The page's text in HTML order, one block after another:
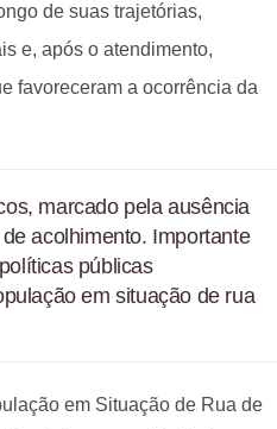
de suas trajetórias,
e, após o atendimento,
favoreceram a ocorrência da
marcado pela ausência
acolhimento. Importante
públicas
em situação de rua
em Situação de Rua de